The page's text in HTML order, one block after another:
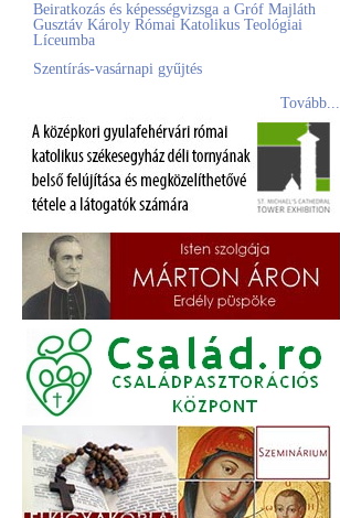
Beiratkozás és képességvizsga a Gróf Majláth
Gusztáv Károly Római Katolikus Teológiai
Líceumba
Szentírás-vasárnapi gyűjtés
Tovább...